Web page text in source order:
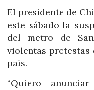
El presidente de
este sábado la
del metro de
violentas protestas
país.
“Quiero